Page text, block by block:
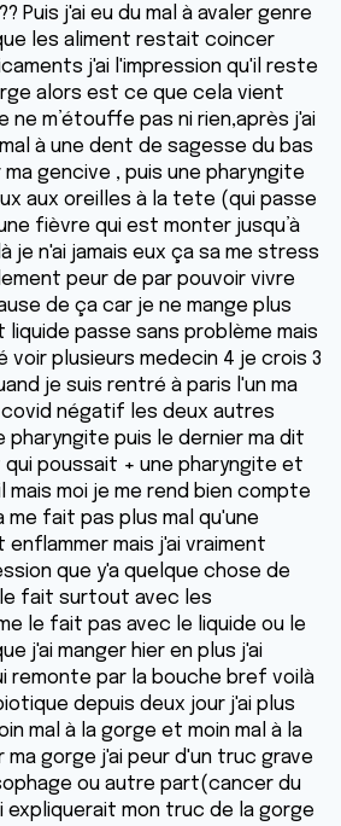
Puis j'ai eu du mal à avaler genre
les aliment restait coincer
j'ai l'impression qu'il reste
alors est ce que cela vient
ne m’étouffe pas ni rien,après j'ai
à une dent de sagesse du bas
gencive , puis une pharyngite
aux oreilles à la tete (qui passe
fièvre qui est monter jusqu’à
je n'ai jamais eux ça sa me stress
peur de par pouvoir vivre
de ça car je ne mange plus
passe sans problème mais
voir plusieurs medecin 4 je crois 3
je suis rentré à paris l'un ma
négatif les deux autres
pharyngite puis le dernier ma dit
qui poussait + une pharyngite et
mais moi je me rend bien compte
me fait pas plus mal qu'une
mais j'ai vraiment
que y'a quelque chose de
fait surtout avec les
le fait pas avec le liquide ou le
j'ai manger hier en plus j'ai
remonte par la bouche bref voilà
depuis deux jour j'ai plus
mal à la gorge et moin mal à la
ma gorge j'ai peur d'un truc grave
ou autre part(cancer du
mon truc de la gorge